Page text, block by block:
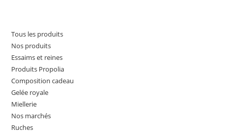
Tous les produits
Nos produits
Essaims et reines
Produits Propolia
Composition cadeau
Gelée royale
Miellerie
Nos marchés
Ruches